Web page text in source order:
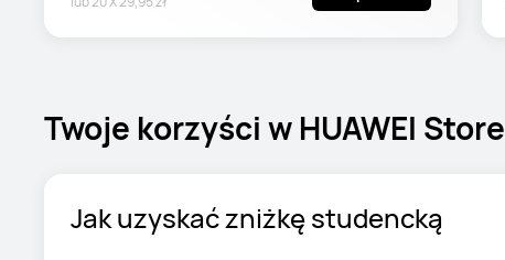
Twoje korzyści w HUAWEI Store